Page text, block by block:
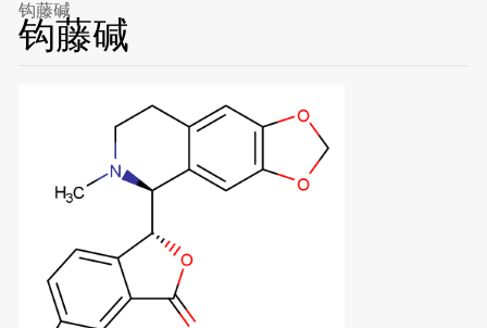
钩藤碱
钩藤碱